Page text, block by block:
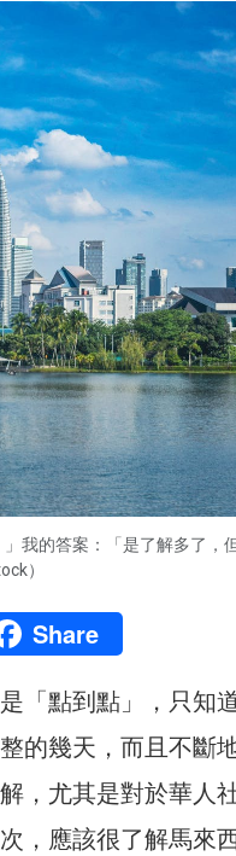
我的答案：「是了解多了，
）
Share
「點到點」，只知
的幾天，而且不斷
，尤其是對於華人
，應該很了解馬來